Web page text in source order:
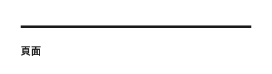
頁面